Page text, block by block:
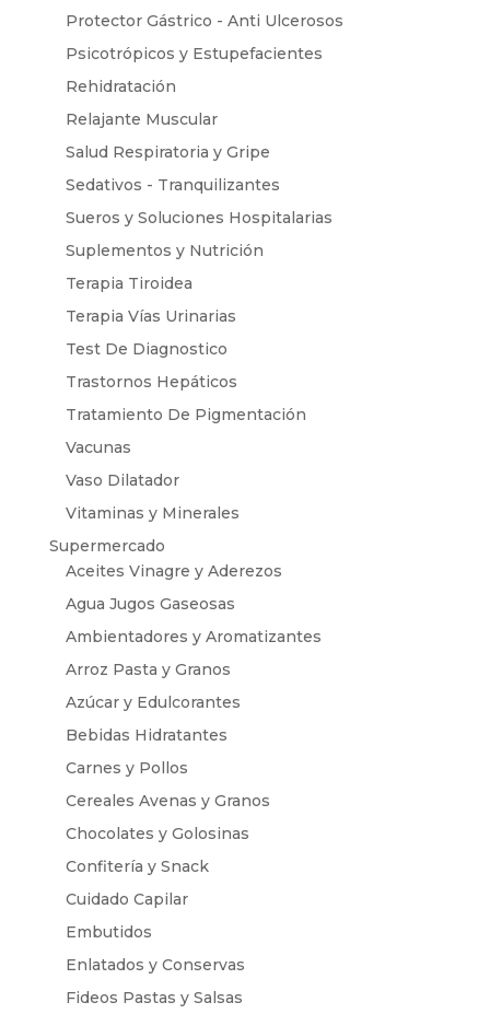
Protector Gástrico - Anti Ulcerosos
Psicotrópicos y Estupefacientes
Rehidratación
Relajante Muscular
Salud Respiratoria y Gripe
Sedativos - Tranquilizantes
Sueros y Soluciones Hospitalarias
Suplementos y Nutrición
Terapia Tiroidea
Terapia Vías Urinarias
Test De Diagnostico
Trastornos Hepáticos
Tratamiento De Pigmentación
Vacunas
Vaso Dilatador
Vitaminas y Minerales
Supermercado
Aceites Vinagre y Aderezos
Agua Jugos Gaseosas
Ambientadores y Aromatizantes
Arroz Pasta y Granos
Azúcar y Edulcorantes
Bebidas Hidratantes
Carnes y Pollos
Cereales Avenas y Granos
Chocolates y Golosinas
Confitería y Snack
Cuidado Capilar
Embutidos
Enlatados y Conservas
Fideos Pastas y Salsas